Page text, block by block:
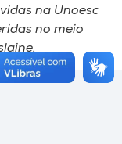
na Unoesc
no meio